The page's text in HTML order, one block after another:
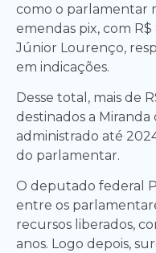
como o parlamentar
emendas pix, com
Júnior Lourenço,
em indicações.
Desse total, mais de
destinados a
administrado até
do parlamentar.
O deputado federal
entre os
recursos liberados,
anos. Logo depois,